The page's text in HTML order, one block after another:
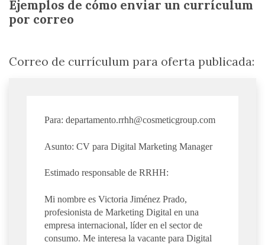
Ejemplos de cómo enviar un currículum
por correo
Correo de currículum para oferta publicada:
Para: departamento.rrhh@cosmeticgroup.com
Asunto: CV para Digital Marketing Manager
Estimado responsable de RRHH:
Mi nombre es Victoria Jiménez Prado,
profesionista de Marketing Digital en una
empresa internacional, líder en el sector de
consumo. Me interesa la vacante para Digital